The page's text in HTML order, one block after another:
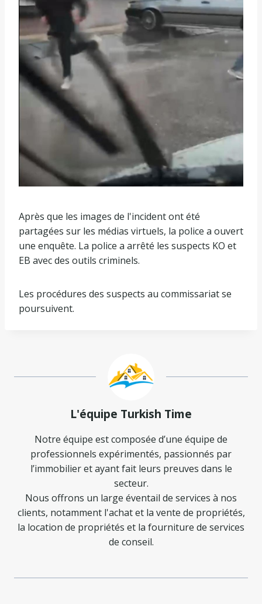
Après que les images de l'incident ont été
partagées sur les médias virtuels, la police a ouvert
une enquête. La police a arrêté les suspects KO et
EB avec des outils criminels.
Les procédures des suspects au commissariat se
poursuivent.
L'équipe Turkish Time
Notre équipe est composée d’une équipe de
professionnels expérimentés, passionnés par
l’immobilier et ayant fait leurs preuves dans le
secteur.
Nous offrons un large éventail de services à nos
clients, notamment l'achat et la vente de propriétés,
la location de propriétés et la fourniture de services
de conseil.